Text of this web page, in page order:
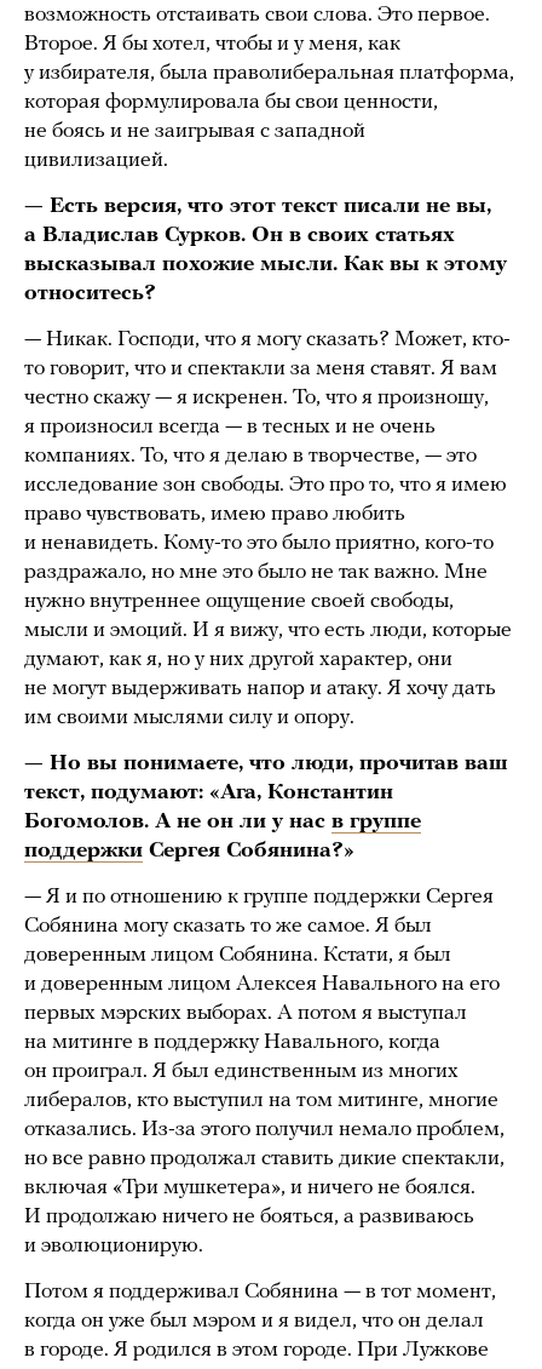
возможность отстаивать свои слова. Это первое.
Второе. Я бы хотел, чтобы и у меня, как
у избирателя, была праволиберальная платформа,
которая формулировала бы свои ценности,
не боясь и не заигрывая с западной
цивилизацией.
— Есть версия, что этот текст писали не вы,
а Владислав Сурков. Он в своих статьях
высказывал похожие мысли. Как вы к этому
относитесь?
— Никак. Господи, что я могу сказать? Может, кто-
то говорит, что и спектакли за меня ставят. Я вам
честно скажу — я искренен. То, что я произношу,
я произносил всегда — в тесных и не очень
компаниях. То, что я делаю в творчестве, — это
исследование зон свободы. Это про то, что я имею
право чувствовать, имею право любить
и ненавидеть. Кому-то это было приятно, кого-то
раздражало, но мне это было не так важно. Мне
нужно внутреннее ощущение своей свободы,
мысли и эмоций. И я вижу, что есть люди, которые
думают, как я, но у них другой характер, они
не могут выдерживать напор и атаку. Я хочу дать
им своими мыслями силу и опору.
— Но вы понимаете, что люди, прочитав ваш
текст, подумают: «Ага, Константин
Богомолов. А не он ли у нас в группе
поддержки Сергея Собянина?»
— Я и по отношению к группе поддержки Сергея
Собянина могу сказать то же самое. Я был
доверенным лицом Собянина. Кстати, я был
и доверенным лицом Алексея Навального на его
первых мэрских выборах. А потом я выступал
на митинге в поддержку Навального, когда
он проиграл. Я был единственным из многих
либералов, кто выступил на том митинге, многие
отказались. Из-за этого получил немало проблем,
но все равно продолжал ставить дикие спектакли,
включая «Три мушкетера», и ничего не боялся.
И продолжаю ничего не бояться, а развиваюсь
и эволюционирую.
Потом я поддерживал Собянина — в тот момент,
когда он уже был мэром и я видел, что он делал
в городе. Я родился в этом городе. При Лужкове